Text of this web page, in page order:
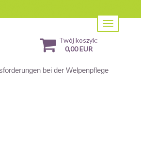
Toggle
navigation
Twój koszyk:
0,00 EUR
bei der Welpenpflege